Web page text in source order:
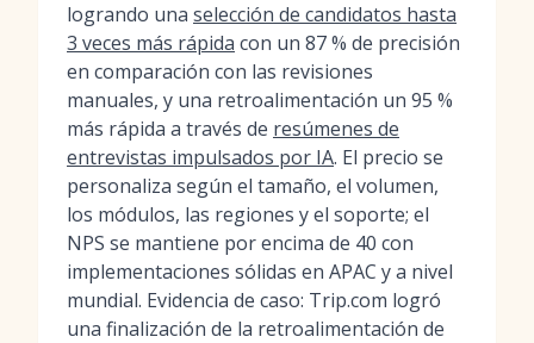
logrando una selección de candidatos hasta
3 veces más rápida con un 87 % de precisión
en comparación con las revisiones
manuales, y una retroalimentación un 95 %
más rápida a través de resúmenes de
entrevistas impulsados por IA. El precio se
personaliza según el tamaño, el volumen,
los módulos, las regiones y el soporte; el
NPS se mantiene por encima de 40 con
implementaciones sólidas en APAC y a nivel
mundial. Evidencia de caso: Trip.com logró
una finalización de la retroalimentación de